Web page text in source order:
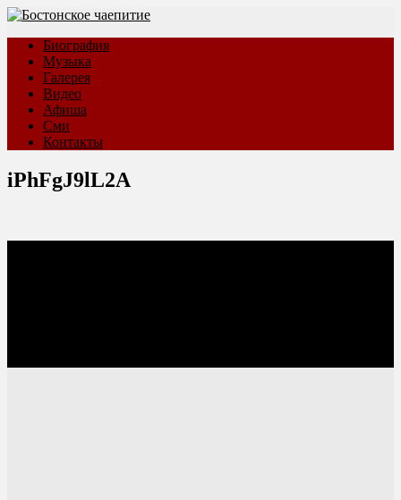
Биография
Музыка
Галерея
Видео
Афиша
Сми
Контакты
iPhFgJ9lL2A